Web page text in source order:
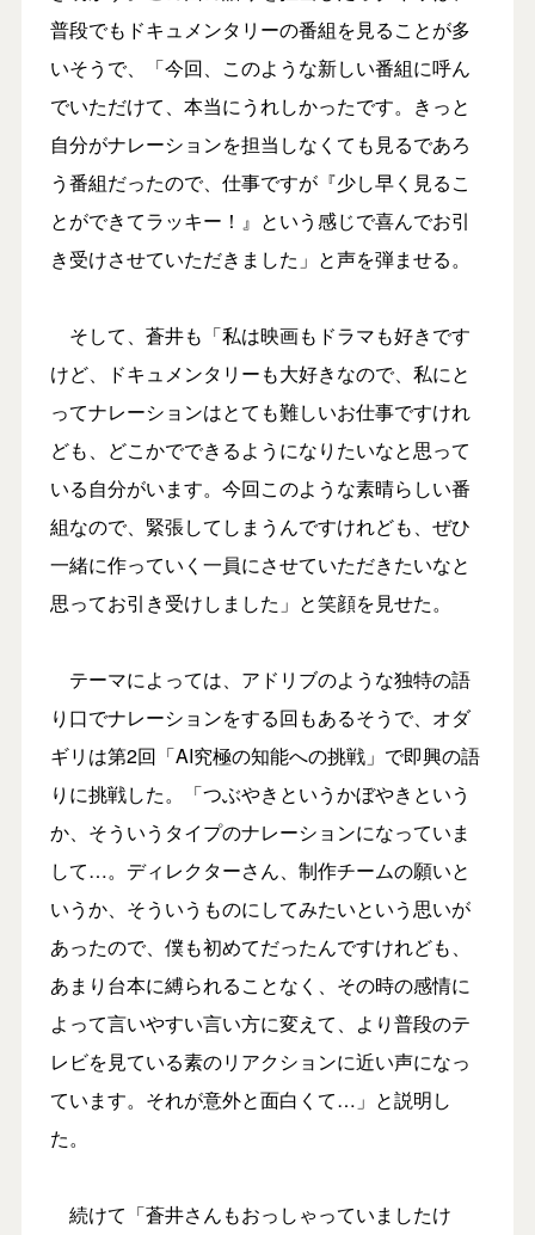
普段でもドキュメンタリーの番組を見ることが多
いそうで、「今回、このような新しい番組に呼ん
でいただけて、本当にうれしかったです。きっと
自分がナレーションを担当しなくても見るであろ
う番組だったので、仕事ですが『少し早く見るこ
とができてラッキー！』という感じで喜んでお引
き受けさせていただきました」と声を弾ませる。
そして、蒼井も「私は映画もドラマも好きです
けど、ドキュメンタリーも大好きなので、私にと
ってナレーションはとても難しいお仕事ですけれ
ども、どこかでできるようになりたいなと思って
いる自分がいます。今回このような素晴らしい番
組なので、緊張してしまうんですけれども、ぜひ
一緒に作っていく一員にさせていただきたいなと
思ってお引き受けしました」と笑顔を見せた。
テーマによっては、アドリブのような独特の語
り口でナレーションをする回もあるそうで、オダ
ギリは第2回「AI究極の知能への挑戦」で即興の語
りに挑戦した。「つぶやきというかぼやきという
か、そういうタイプのナレーションになっていま
して…。ディレクターさん、制作チームの願いと
いうか、そういうものにしてみたいという思いが
あったので、僕も初めてだったんですけれども、
あまり台本に縛られることなく、その時の感情に
よって言いやすい言い方に変えて、より普段のテ
レビを見ている素のリアクションに近い声になっ
ています。それが意外と面白くて…」と説明し
た。
続けて「蒼井さんもおっしゃっていましたけ